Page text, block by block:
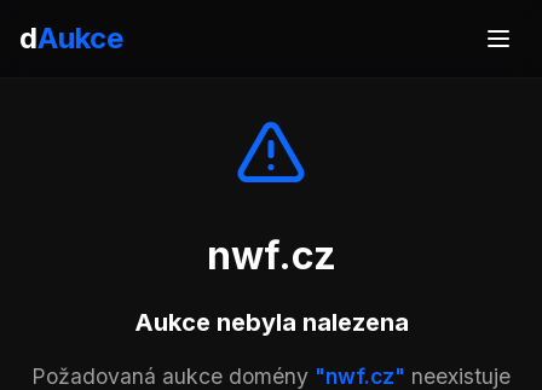
dAukce
nwf.cz
Aukce nebyla nalezena
Požadovaná aukce domény "nwf.cz" neexistuje